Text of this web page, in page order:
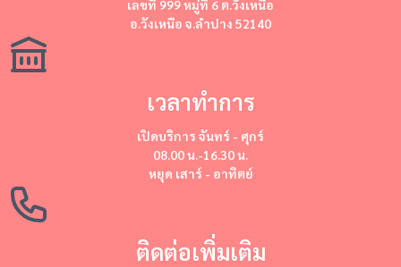
​​เลขที่ 999 หมู่ที่ 6 ต.วังเหนือ
อ.วังเหนือ จ.ลำปาง 52140
เวลาทำการ
เปิดบริการ จันทร์ - ศุกร์
08.00 น.-16.30 น.
หยุด เสาร์ - อาทิตย์
ติดต่อเพิ่มเติม